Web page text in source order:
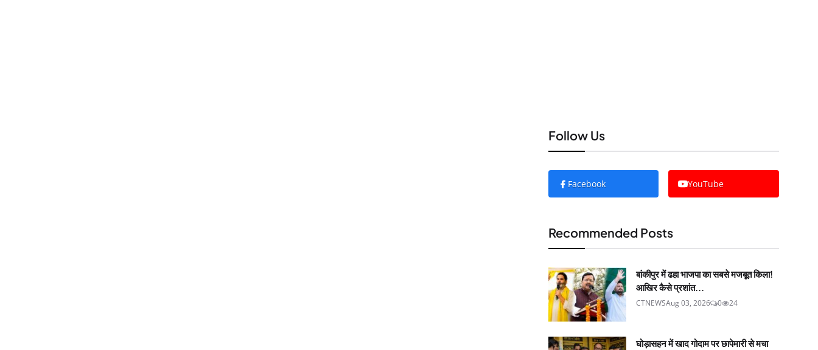
Follow Us
Facebook YouTube
Recommended Posts
बांकीपुर में ढहा भाजपा का सबसे मजबूत किला!
आखिर कैसे प्रशांत...
CTNEWSAug 03, 2026 0 24
घोड़ासहन में खाद गोदाम पर छापेमारी से मचा